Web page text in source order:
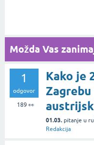
Možda Vas
1
odgovor
189 👀
Kako je
01.03. pitanje u
Redakcija